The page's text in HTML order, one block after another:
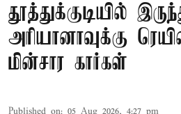
தூத்துக்குடியில்
அரியானாவுக்கு
மின்சார கார்கள்
Published on: 05 Aug 2026, 4:27 pm